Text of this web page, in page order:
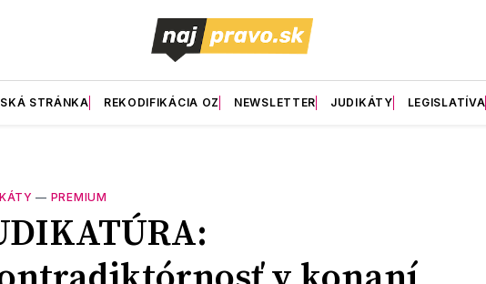
STRÁNKA REKODIFIKÁCIA OZ NEWSLETTER JUDIKÁTY LEGISLATÍVA
— PREMIUM